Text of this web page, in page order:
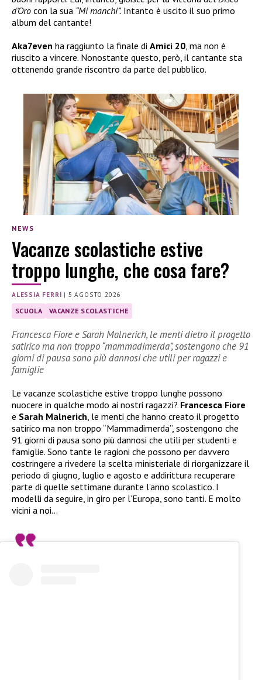
d’Oro con la sua “Mi manchi”. Intanto è uscito il suo primo
album del cantante!
Aka7even ha raggiunto la finale di Amici 20 , ma non è
riuscito a vincere. Nonostante questo, però, il cantante sta
ottenendo grande riscontro da parte del pubblico.
NEWS
Vacanze scolastiche estive
troppo lunghe, che cosa fare?
ALESSIA FERRI | 5 AGOSTO 2026
SCUOLA VACANZE SCOLASTICHE
Francesca Fiore e Sarah Malnerich, le menti dietro il progetto
satirico ma non troppo “mammadimerda”, sostengono che 91
giorni di pausa sono più dannosi che utili per ragazzi e
famiglie
Le vacanze scolastiche estive troppo lunghe possono
nuocere in qualche modo ai nostri ragazzi? Francesca Fiore
e Sarah Malnerich , le menti che hanno creato il progetto
satirico ma non troppo “Mammadimerda”, sostengono che
91 giorni di pausa sono più dannosi che utili per studenti e
famiglie. Sono tante le ragioni che possono per davvero
costringere a rivedere la scelta ministeriale di riorganizzare il
periodo di giugno, luglio e agosto e addirittura recuperare
parte di quelle settimane durante l’anno scolastico. I
modelli da seguire, in giro per l’Europa, sono tanti. E molto
vicini a noi…